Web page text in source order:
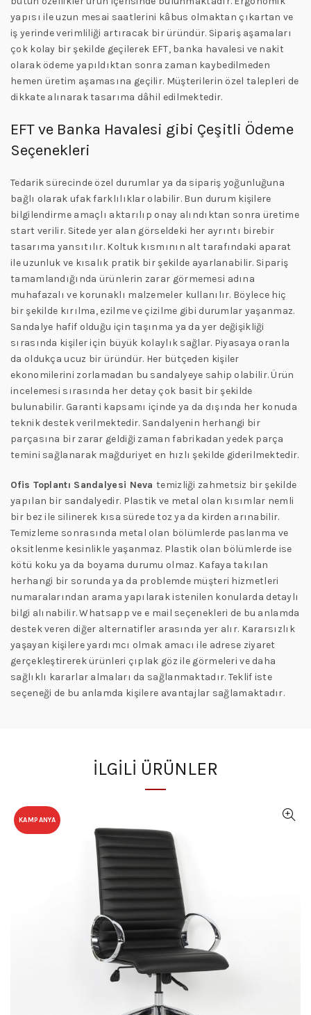
yapısı ile uzun mesai saatlerini kâbus olmaktan çıkartan ve
iş yerinde verimliliği artıracak bir üründür. Sipariş aşamaları
çok kolay bir şekilde geçilerek EFT, banka havalesi ve nakit
olarak ödeme yapıldıktan sonra zaman kaybedilmeden
hemen üretim aşamasına geçilir. Müşterilerin özel talepleri de
dikkate alınarak tasarıma dâhil edilmektedir.
EFT ve Banka Havalesi gibi Çeşitli Ödeme
Seçenekleri
Tedarik sürecinde özel durumlar ya da sipariş yoğunluğuna
bağlı olarak ufak farklılıklar olabilir. Bun durum kişilere
bilgilendirme amaçlı aktarılıp onay alındıktan sonra üretime
start verilir. Sitede yer alan görseldeki her ayrıntı birebir
tasarıma yansıtılır. Koltuk kısmının alt tarafındaki aparat
ile uzunluk ve kısalık pratik bir şekilde ayarlanabilir. Sipariş
tamamlandığında ürünlerin zarar görmemesi adına
muhafazalı ve korunaklı malzemeler kullanılır. Böylece hiç
bir şekilde kırılma, ezilme ve çizilme gibi durumlar yaşanmaz.
Sandalye hafif olduğu için taşınma ya da yer değişikliği
sırasında kişiler için büyük kolaylık sağlar. Piyasaya oranla
da oldukça ucuz bir üründür. Her bütçeden kişiler
ekonomilerini zorlamadan bu sandalyeye sahip olabilir. Ürün
incelemesi sırasında her detay çok basit bir şekilde
bulunabilir. Garanti kapsamı içinde ya da dışında her konuda
teknik destek verilmektedir. Sandalyenin herhangi bir
parçasına bir zarar geldiği zaman fabrikadan yedek parça
temini sağlanarak mağduriyet en hızlı şekilde giderilmektedir.
Ofis Toplantı Sandalyesi Neva temizliği zahmetsiz bir şekilde
yapılan bir sandalyedir. Plastik ve metal olan kısımlar nemli
bir bez ile silinerek kısa sürede toz ya da kirden arınabilir.
Temizleme sonrasında metal olan bölümlerde paslanma ve
oksitlenme kesinlikle yaşanmaz. Plastik olan bölümlerde ise
kötü koku ya da boyama durumu olmaz. Kafaya takılan
herhangi bir sorunda ya da problemde müşteri hizmetleri
numaralarından arama yapılarak istenilen konularda detaylı
bilgi alınabilir. Whatsapp ve e mail seçenekleri de bu anlamda
destek veren diğer alternatifler arasında yer alır. Kararsızlık
yaşayan kişilere yardımcı olmak amacı ile adrese ziyaret
gerçekleştirerek ürünleri çıplak göz ile görmeleri ve daha
sağlıklı kararlar almaları da sağlanmaktadır. Teklif iste
seçeneği de bu anlamda kişilere avantajlar sağlamaktadır.
İLGILI ÜRÜNLER
KAMPANYA